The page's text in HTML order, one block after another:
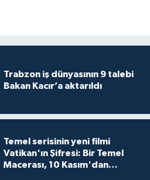
Trabzon iş dünyasının 9 talebi
Bakan Kacır’a aktarıldı
Temel serisinin yeni filmi
Vatikan'ın Şifresi: Bir Temel
Macerası, 10 Kasım'dan